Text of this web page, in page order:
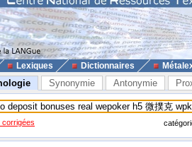
Lexiques Dictionnaires
Synonymie Antonymie
corrigées